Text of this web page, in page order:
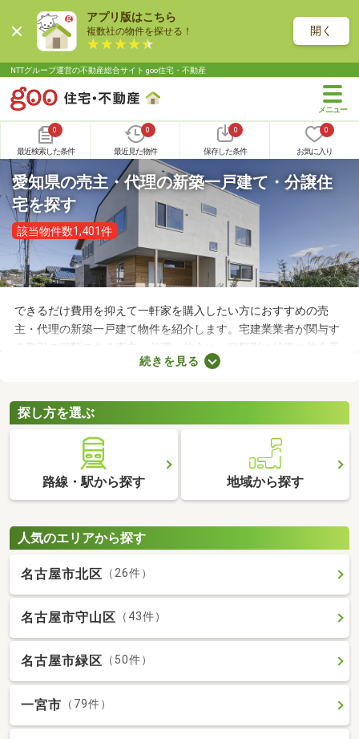
アプリ版はこちら
複数社の物件を探せる！ 開く
NTTグループ運営の不動産総合サイト goo住宅・不動産
0
最近検索した条件
0
最近見た物件
0
保存した条件
0
お気に入り
愛知県の売主・代理の新築一戸建て・分譲住
宅を探す
該当物件数1,401件
できるだけ費用を抑えて一軒家を購入したい方におすすめの売
主・代理の新築一戸建て物件を紹介します。宅建業業者が関与す
る取引の種類である売主・代理・仲介は、種類別に特徴や仲介手
数料の有無が異なります。売主と代理で取引する際は仲介手数料
新築一戸建てを手に入れたい方は、ぜひチェックしてみてくださ
いね。
続きを見る
探し方を選ぶ
路線・駅から探す 地域から探す
人気のエリアから探す
名古屋市北区 （26件）
名古屋市守山区 （43件）
名古屋市緑区 （50件）
一宮市 （79件）